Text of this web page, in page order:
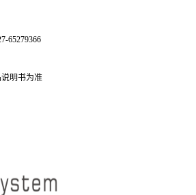
65279366
明书为准